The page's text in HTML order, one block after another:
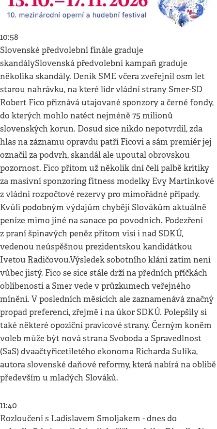
10:58
Slovenské předvolební finále graduje
skandálySlovenská předvolební kampaň graduje
několika skandály. Deník SME včera zveřejnil osm let
starou nahrávku, na které lídr vládní strany Smer-SD
Robert Fico přiznává utajované sponzory a černé fondy,
do kterých mohlo natéct nejméně 75 milionů
slovenských korun. Dosud sice nikdo nepotvrdil, zda
hlas na záznamu opravdu patří Ficovi a sám premiér jej
označil za podvrh, skandál ale upoutal obrovskou
pozornost. Fico přitom už několik dní čelí palbě kritiky
za masivní sponzoring fitness modelky Evy Martinkové
z vládní rozpočtové rezervy pro mimořádné případy.
Kvůli podobným výdajům chybějí Slovákům aktuálně
peníze mimo jiné na sanace po povodních. Podezření
z praní špinavých peněz přitom visí i nad SDKÚ,
vedenou neúspěšnou prezidentskou kandidátkou
Ivetou Radičovou.Výsledek sobotního klání zatím není
vůbec jistý. Fico se sice stále drží na předních příčkách
oblíbenosti a Smer vede v průzkumech veřejného
mínění. V posledních měsících ale zaznamenává značný
propad preferencí, zřejmě i na úkor SDKÚ. Polepšily si
také některé opoziční pravicové strany. Černým koněm
voleb může být nová strana Svoboda a Spravedlnost
(SaS) dvaačtyřicetiletého ekonoma Richarda Sulíka,
autora slovenské daňové reformy, která nabírá na oblibě
především u mladých Slováků.
11:40
Rozloučení s Ladislavem Smoljakem - dnes do